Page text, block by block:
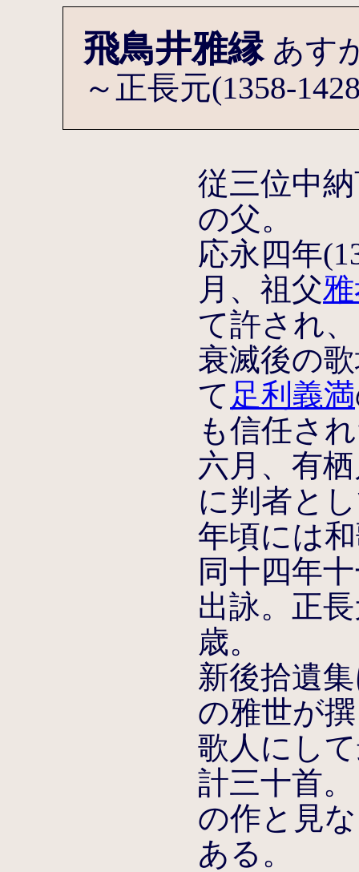
飛鳥井雅縁 あす
～正長元(1358-
従三位中
の父。
応永四年
月、祖父
て許され
衰滅後の
て 足利義満
も信任さ
六月、有
に判者と
年頃には
同十四年
出詠。正
歳。
新後拾遺
の雅世が
歌人にし
計三十首
の作と見
ある。